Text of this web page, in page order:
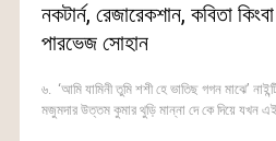
নকটার্ন, রেজারেকশান, কবিতা
পারভেজ সোহান
৬. ‘আমি যামিনী তুমি শশী হে ভাতিছ গগন মাঝে’
মজুমদার উত্তম কুমার থুড়ি মান্না দে কে দিয়ে যখন